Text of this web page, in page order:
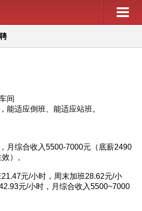
间
能适应倒班、能适应站班。
月综合收入5500-7000元（底薪2490
）。
元/小时，周末加班28.62元/小
元/小时，月综合收入5500~7000